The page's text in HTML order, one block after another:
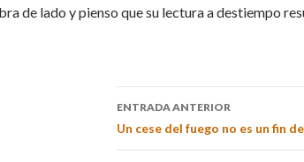
de lado y pienso que su lectura a destiempo
ENTRADA ANTERIOR
Un cese del fuego no es un fin